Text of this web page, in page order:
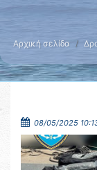
Αρχική σελίδα
08/05/2025